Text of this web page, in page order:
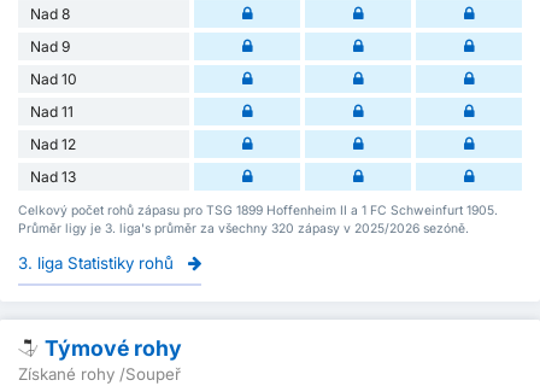
Nad 8
Nad 9
Nad 10
Nad 11
Nad 12
Nad 13
Celkový počet rohů zápasu pro TSG 1899 Hoffenheim II a 1 FC Schweinfurt 1905.
Průměr ligy je 3. liga's průměr za všechny 320 zápasy v 2025/2026 sezóně.
3. liga Statistiky rohů
Týmové rohy
Získané rohy /Soupeř